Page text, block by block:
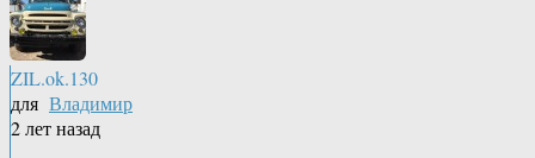
ZIL.ok.130
для Владимир
2 лет назад